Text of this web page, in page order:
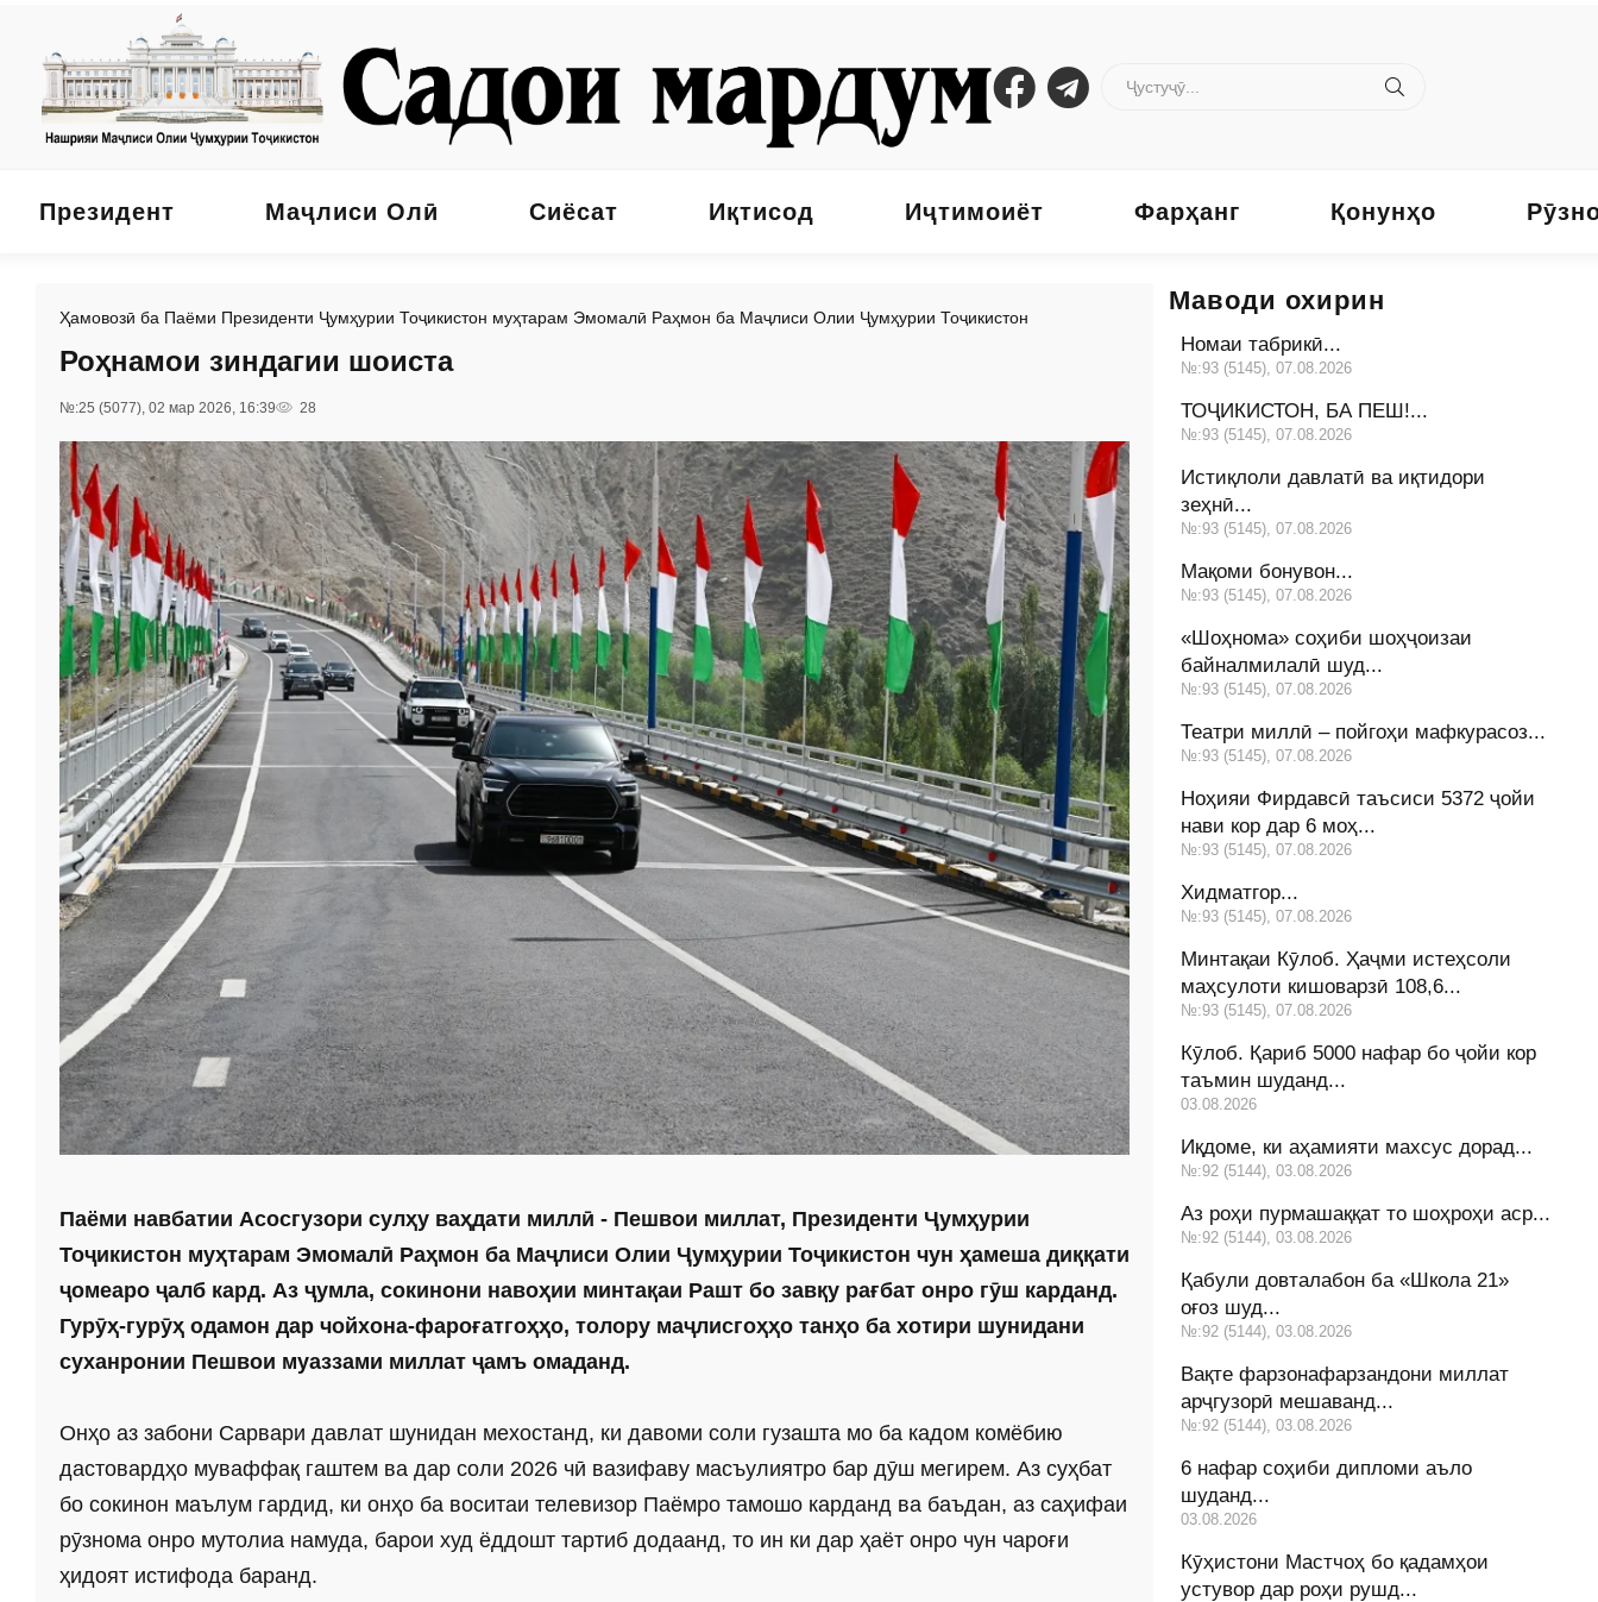
Президент Маҷлиси Олӣ Сиёсат Иқтисод Иҷтимоиёт Фарҳанг Қонунҳо
Ҳамовозӣ ба Паёми Президенти Ҷумҳурии Тоҷикистон муҳтарам Эмомалӣ Раҳмон ба Маҷлиси Олии Ҷумҳурии Тоҷикистон
Роҳнамои зиндагии шоиста
№:25 (5077), 02 мар 2026, 16:39 28
Паёми навбатии Асосгузори сулҳу ваҳдати миллӣ - Пешвои миллат, Президенти Ҷумҳурии
Тоҷикистон муҳтарам Эмомалӣ Раҳмон ба Маҷлиси Олии Ҷумҳурии Тоҷикистон чун ҳамеша диққати
ҷомеаро ҷалб кард. Аз ҷумла, сокинони навоҳии минтақаи Рашт бо завқу рағбат онро гӯш карданд.
Гурӯҳ-гурӯҳ одамон дар чойхона-фароғатгоҳҳо, толору маҷлисгоҳҳо танҳо ба хотири шунидани
суханронии Пешвои муаззами миллат ҷамъ омаданд.
Онҳо аз забони Сарвари давлат шунидан мехостанд, ки давоми соли гузашта мо ба кадом комёбию
дастовардҳо муваффақ гаштем ва дар соли 2026 чӣ вазифаву масъулиятро бар дӯш мегирем. Аз суҳбат
бо сокинон маълум гардид, ки онҳо ба воситаи телевизор Паёмро тамошо карданд ва баъдан, аз саҳифаи
рӯзнома онро мутолиа намуда, барои худ ёддошт тартиб додаанд, то ин ки дар ҳаёт онро чун чароғи
ҳидоят истифода баранд.
Маводи охирин
Номаи табрикӣ...
№:93 (5145), 07.08.2026
ТОҶИКИСТОН, БА ПЕШ!...
№:93 (5145), 07.08.2026
Истиқлоли давлатӣ ва иқтидори
зеҳнӣ...
№:93 (5145), 07.08.2026
Мақоми бонувон...
№:93 (5145), 07.08.2026
«Шоҳнома» соҳиби шоҳҷоизаи
байналмилалӣ шуд...
№:93 (5145), 07.08.2026
Театри миллӣ – пойгоҳи мафкурасоз...
№:93 (5145), 07.08.2026
Ноҳияи Фирдавсӣ таъсиси 5372 ҷойи
нави кор дар 6 моҳ...
№:93 (5145), 07.08.2026
Хидматгор...
№:93 (5145), 07.08.2026
Минтақаи Кӯлоб. Ҳаҷми истеҳсоли
маҳсулоти кишоварзӣ 108,6...
№:93 (5145), 07.08.2026
Кӯлоб. Қариб 5000 нафар бо ҷойи кор
таъмин шуданд...
03.08.2026
Иқдоме, ки аҳамияти махсус дорад...
№:92 (5144), 03.08.2026
Аз роҳи пурмашаққат то шоҳроҳи аср...
№:92 (5144), 03.08.2026
Қабули довталабон ба «Школа 21»
оғоз шуд...
№:92 (5144), 03.08.2026
Вақте фарзонафарзандони миллат
арҷгузорӣ мешаванд...
№:92 (5144), 03.08.2026
6 нафар соҳиби дипломи аъло
шуданд...
03.08.2026
Кӯҳистони Мастчоҳ бо қадамҳои
устувор дар роҳи рушд...